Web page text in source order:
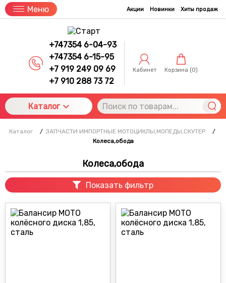
Меню Акции Новинки Хиты продаж
+747354 6-04-93
+747354 6-15-95
+7 919 249 09 69
+7 910 288 73 72
Кабинет Корзина (0)
Каталог
Каталог / ЗАПЧАСТИ ИМПОРТНЫЕ МОТОЦИКЛЫ,МОПЕДЫ,СКУТЕР
/
Колеса,обода
Колеса,обода
Показать фильтр